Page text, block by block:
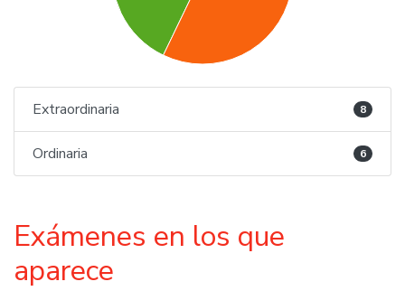
Extraordinaria 8
Ordinaria 6
Exámenes en los que
aparece